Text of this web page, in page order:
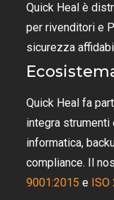
Quick Heal è
per rivenditori e
sicurezza
Quick Heal fa
integra
informatica,
compliance. Il
9001:2015 e